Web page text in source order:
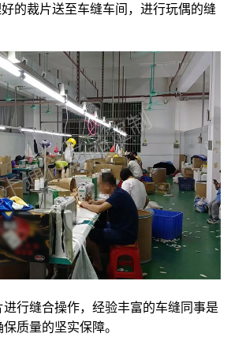
的裁片送至车缝车间，进行玩偶的缝
行缝合操作，经验丰富的车缝同事是
保质量的坚实保障。